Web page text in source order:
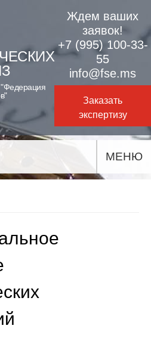
Ждем ваших
заявок!
+7 (995) 100-33-
55
info@fse.ms
Заказать
экспертизу
МЕНЮ